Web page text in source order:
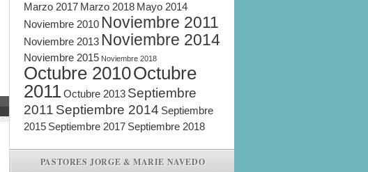
Marzo 2017 Marzo 2018 Mayo 2014
Noviembre 2010 Noviembre 2011
Noviembre 2013 Noviembre 2014
Noviembre 2015 Noviembre 2018
Octubre 2010Octubre
2011Octubre 2013 Septiembre
2011 Septiembre 2014 Septiembre
2015 Septiembre 2017 Septiembre 2018
PASTORES JORGE & MARIE NAVEDO